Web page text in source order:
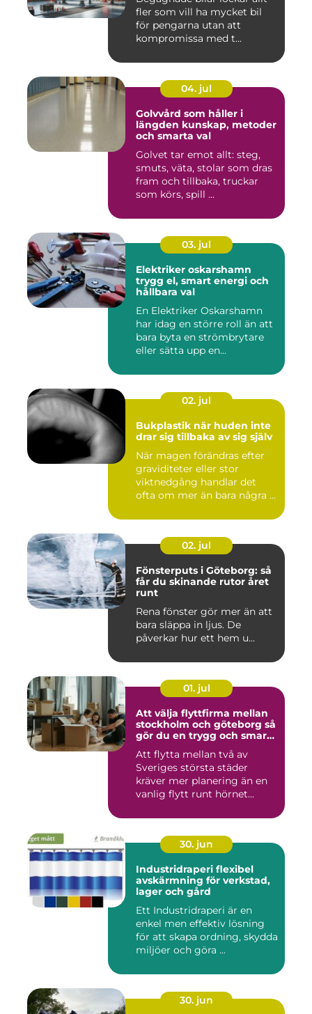
fler som vill ha mycket bil
för pengarna utan att
kompromissa med t...
04. jul
Golvvård som håller i
längden kunskap, metoder
och smarta val
Golvet tar emot allt: steg,
smuts, väta, stolar som dras
fram och tillbaka, truckar
som körs, spill ...
03. jul
Elektriker oskarshamn
trygg el, smart energi och
hållbara val
En Elektriker Oskarshamn
har idag en större roll än att
bara byta en strömbrytare
eller sätta upp en...
02. jul
Bukplastik när huden inte
drar sig tillbaka av sig själv
När magen förändras efter
graviditeter eller stor
viktnedgång handlar det
ofta om mer än bara några ...
02. jul
Fönsterputs i Göteborg: så
får du skinande rutor året
runt
Rena fönster gör mer än att
bara släppa in ljus. De
påverkar hur ett hem u...
01. jul
Att välja flyttfirma mellan
stockholm och göteborg så
gör du en trygg och smart
Att flytta mellan två av
Sveriges största städer
kräver mer planering än en
vanlig flytt runt hörnet...
30. jun
Industridraperi flexibel
avskärmning för verkstad,
lager och gård
Ett Industridraperi är en
enkel men effektiv lösning
för att skapa ordning, skydda
miljöer och göra ...
30. jun